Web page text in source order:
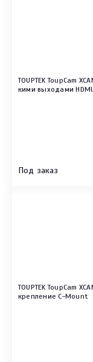
TOUPTEK ToupCam
кими выходами
Под заказ
TOUPTEK ToupCam
крепление C-Mount